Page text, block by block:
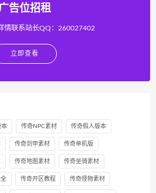
告位招租
情联系站长QQ：260027402
立即查看
本 传奇NPC素材 传奇假人版本
传奇剑甲素材 传奇单机版
传奇地图素材 传奇坐骑素材
传奇开区教程 传奇怪物素材